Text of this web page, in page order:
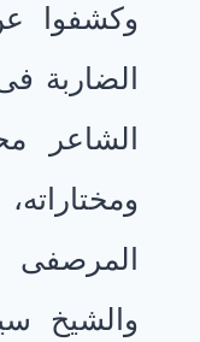
وكشفوا
الضاربة
الشاعر
المرصفى
والشيخ